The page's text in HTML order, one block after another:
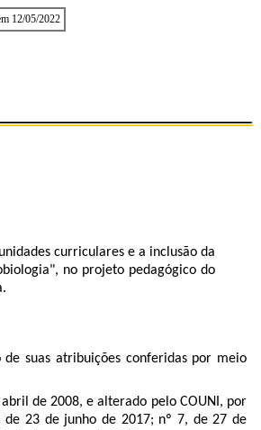
12/05/2022
curriculares e a inclusão da
no projeto pedagógico do
de suas atribuições conferidas por meio
de 2008, e alterado pelo COUNI, por
23 de junho de 2017; nº 7, de 27 de